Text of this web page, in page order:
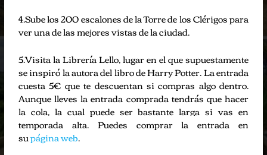
4.Sube los 200 escalones de la Torre de los Clérigos para
ver una de las mejores vistas de la ciudad.
5.Visita la Librería Lello, lugar en el que supuestamente
se inspiró la autora del libro de Harry Potter. La entrada
cuesta 5€ que te descuentan si compras algo dentro.
Aunque lleves la entrada comprada tendrás que hacer
la cola, la cual puede ser bastante larga si vas en
temporada alta. Puedes comprar la entrada en
supágina web.